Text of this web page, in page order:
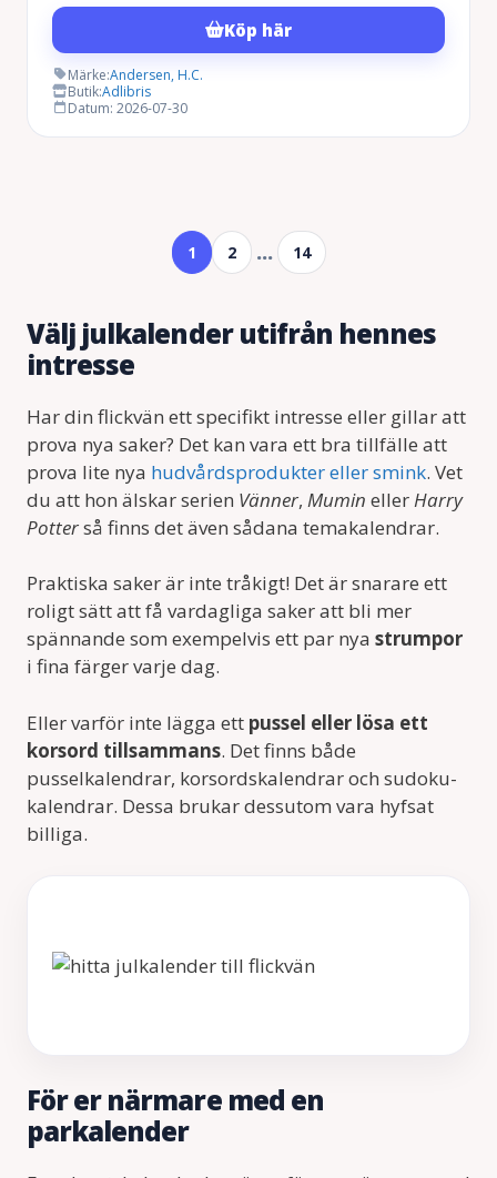
Köp här
Märke:Andersen, H.C.
Butik:Adlibris
Datum: 2026-07-30
1 2 … 14
Välj julkalender utifrån hennes
intresse
Har din flickvän ett specifikt intresse eller gillar att
prova nya saker? Det kan vara ett bra tillfälle att
prova lite nya hudvårdsprodukter eller smink. Vet
du att hon älskar serien Vänner, Mumin eller Harry
Potterså finns det även sådana temakalendrar.
Praktiska saker är inte tråkigt! Det är snarare ett
roligt sätt att få vardagliga saker att bli mer
spännande som exempelvis ett par nya strumpor
i fina färger varje dag.
Eller varför inte lägga ett pussel eller lösa ett
korsord tillsammans. Det finns både
pusselkalendrar, korsordskalendrar och sudoku-
kalendrar. Dessa brukar dessutom vara hyfsat
billiga.
För er närmare med en
parkalender